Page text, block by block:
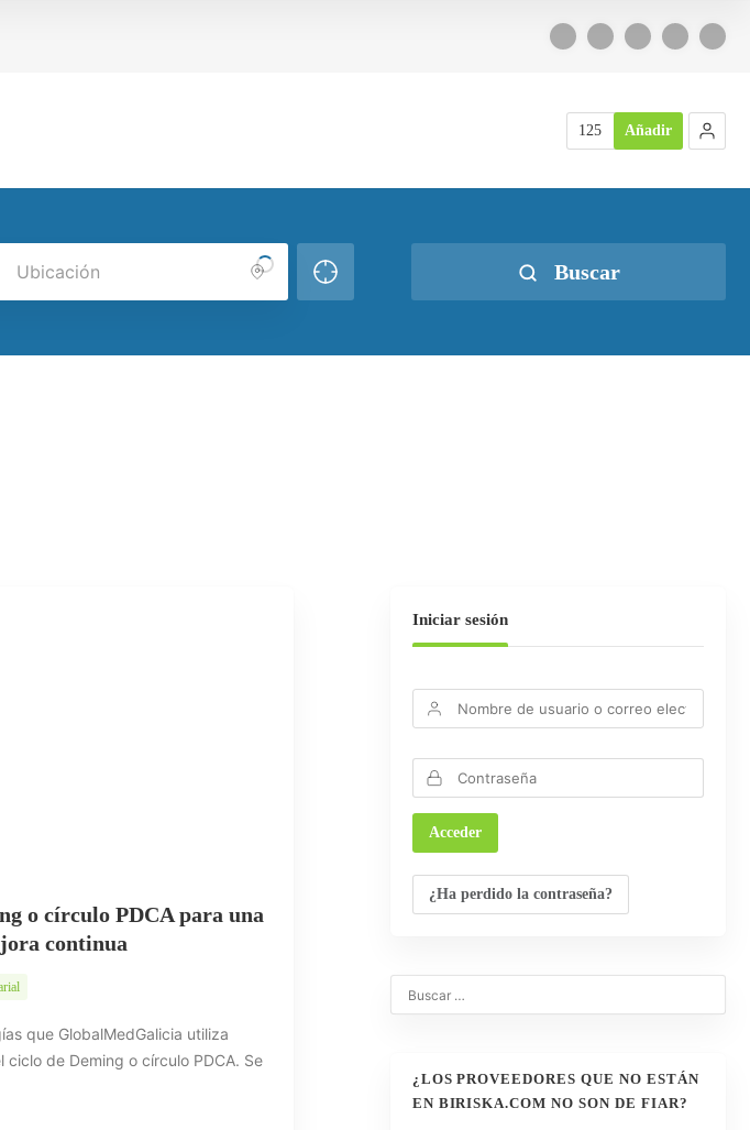
125 Añadir
Buscar
o círculo PDCA para una
continua
que GlobalMedGalicia utiliza
ciclo de Deming o círculo PDCA. Se
Iniciar sesión
¿Ha perdido la contraseña?
¿LOS PROVEEDORES QUE NO ESTÁN
EN BIRISKA.COM NO SON DE FIAR?